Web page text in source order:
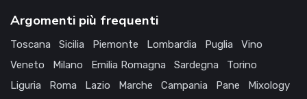
Argomenti più frequenti
Toscana Sicilia Piemonte Lombardia Puglia
Vino
Veneto
Milano Emilia Romagna Sardegna
Torino
Liguria
Roma Lazio Marche Campania Pane
Mixology